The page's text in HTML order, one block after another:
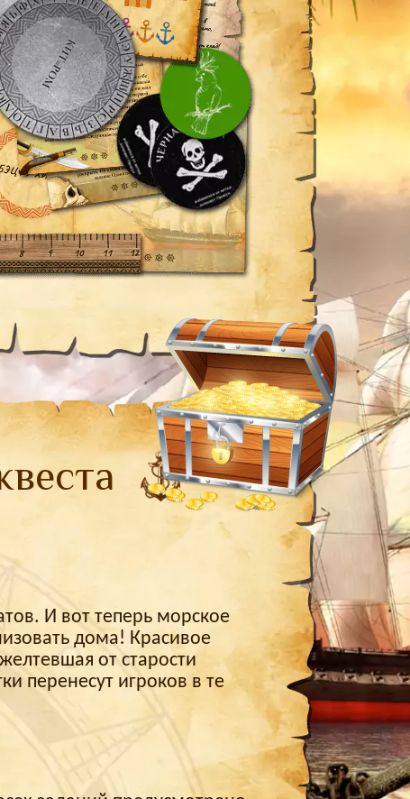
И вот теперь морское
дома! Красивое
от старости
перенесут игроков в те